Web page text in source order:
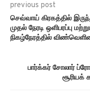
previous post
செவ்வாய் கிரகத்தில்
முதல் நேரடி ஒளிபரப்பு
நிகழ்நேரத்தில்
பார்க்கர் சோலார்
சூரியக்